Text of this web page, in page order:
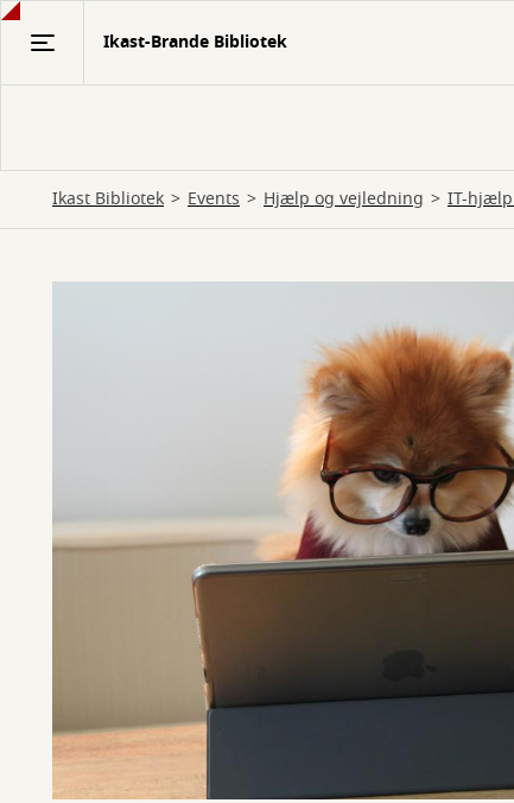
Gå
Ikast-Brande Bibliotek
Ikast Bibliotek Events Hjælp og vejledning IT-hjælp